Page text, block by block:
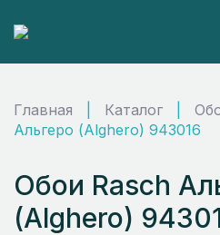
Главная Каталог
Альгеро (Alghero) 943016
Обои Rasch
(Alghero)